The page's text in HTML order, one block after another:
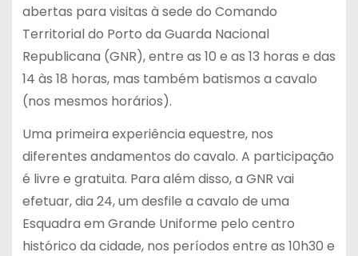
abertas para visitas à sede do Comando
Territorial do Porto da Guarda Nacional
Republicana (GNR), entre as 10 e as 13 horas e das
14 às 18 horas, mas também batismos a cavalo
(nos mesmos horários).
Uma primeira experiência equestre, nos
diferentes andamentos do cavalo. A participação
é livre e gratuita. Para além disso, a GNR vai
efetuar, dia 24, um desfile a cavalo de uma
Esquadra em Grande Uniforme pelo centro
histórico da cidade, nos períodos entre as 10h30 e